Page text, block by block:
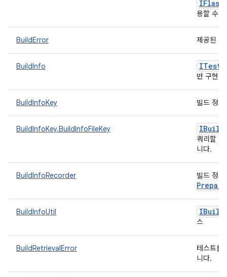
용할 수
BuildError 제공된
BuildInfo ITest
반 구현
BuildInfoKey 빌드 정
BuildInfoKey.BuildInfoFileKey IBuild
쿼리할
니다.
BuildInfoRecorder 빌드 정
BuildInfoUtil IBuild
스
BuildRetrievalError
테스트를
니다.